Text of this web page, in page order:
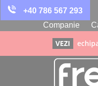
+40 786 567 293
Companie
VEZI